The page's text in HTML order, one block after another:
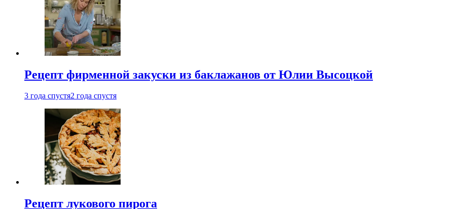
Рецепт фирменной закуски из баклажанов от Юлии Высоцкой
3 года спустя2 года спустя
Рецепт лукового пирога